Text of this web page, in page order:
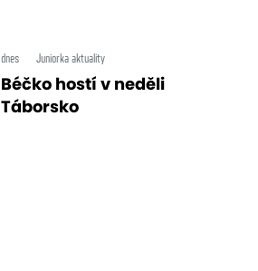
dnes Juniorka aktuality
Béčko hostí v neděli
Táborsko